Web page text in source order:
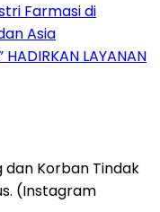
Farmasi di
Asia
HADIRKAN LAYANAN